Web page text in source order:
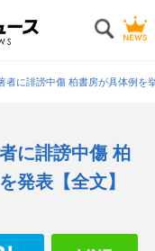
者に誹謗中傷 柏書房が具体例
に誹謗中傷 柏
発表【全文】